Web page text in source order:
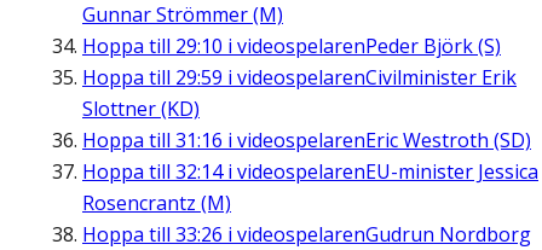
Gunnar Strömmer (M)
Hoppa till 29:10 i videospelarenPeder Björk (S)
Hoppa till 29:59 i videospelarenCivilminister Erik
Slottner (KD)
Hoppa till 31:16 i videospelarenEric Westroth (SD)
Hoppa till 32:14i videospelarenEU-minister Jessica
Rosencrantz (M)
Hoppa till 33:26 i videospelarenGudrun Nordborg